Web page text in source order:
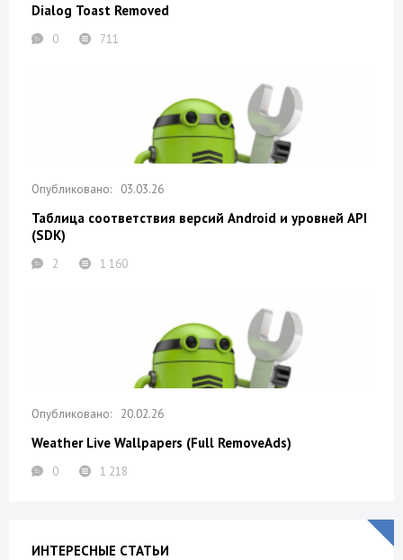
Dialog Toast Removed
0 711
03.03.26
Таблица соответствия версий Android и уровней API
(SDK)
2 1 160
20.02.26
Weather Live Wallpapers (Full RemoveAds)
0 1 218
ИНТЕРЕСНЫЕ СТАТЬИ